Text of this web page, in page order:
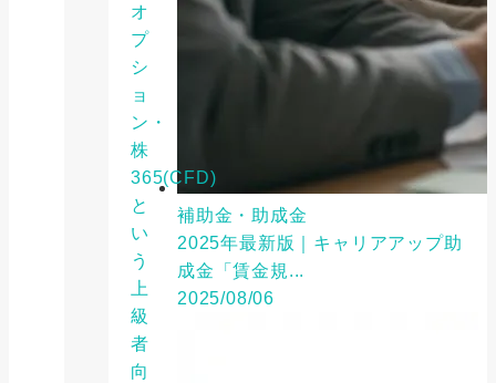
オ
プ
シ
ョ
ン・
株
365(CFD)
と
い
う
上
級
者
向
補助金・助成金
2025年最新版｜キャリアアップ助
成金「賃金規...
2025/08/06